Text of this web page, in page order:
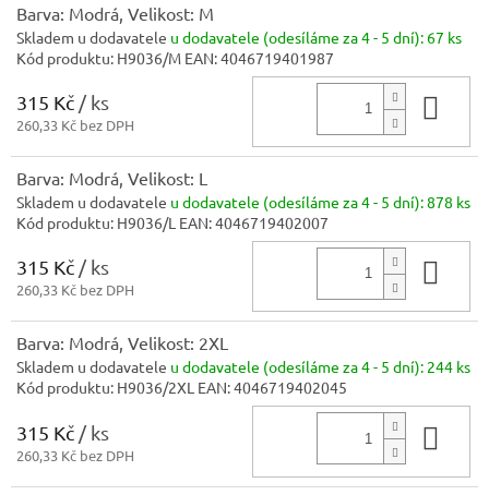
Barva: Modrá, Velikost: M
Skladem u dodavatele u dodavatele (odesíláme za 4 - 5 dní): 67 ks
Kód produktu: H9036/M EAN:4046719401987
315 Kč / ks
260,33 Kč bez DPH
Barva: Modrá, Velikost: L
Skladem u dodavatele u dodavatele (odesíláme za 4 - 5 dní):878 ks
Kód produktu: H9036/L EAN:4046719402007
315 Kč / ks
260,33 Kč bez DPH
Barva: Modrá, Velikost: 2XL
Skladem u dodavatele u dodavatele (odesíláme za 4 - 5 dní): 244 ks
Kód produktu: H9036/2XL EAN:4046719402045
315 Kč / ks
260,33 Kč bez DPH